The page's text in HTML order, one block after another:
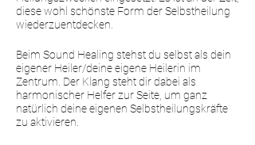
diese wohl schönste Form der Selbstheilung
wiederzuentdecken.
Beim Sound Healing stehst du selbst als dein
eigener Heiler/deine eigene Heilerin im
Zentrum. Der Klang steht dir dabei als
harmonischer Helfer zur Seite, um ganz
natürlich deine eigenen Selbstheilungskräfte
zu aktivieren.